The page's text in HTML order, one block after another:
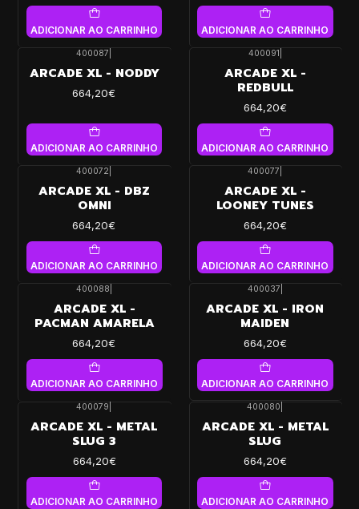
ADICIONAR AO CARRINHO ADICIONAR AO CARRINHO
400087
ARCADE XL - NODDY
664,20€
ADICIONAR AO CARRINHO
400091
ARCADE XL -
REDBULL
664,20€
ADICIONAR AO CARRINHO
400072
ARCADE XL - DBZ
OMNI
664,20€
ADICIONAR AO CARRINHO
400077
ARCADE XL -
LOONEY TUNES
664,20€
ADICIONAR AO CARRINHO
400088
ARCADE XL -
PACMAN AMARELA
664,20€
ADICIONAR AO CARRINHO
400037
ARCADE XL - IRON
MAIDEN
664,20€
ADICIONAR AO CARRINHO
400079
ARCADE XL - METAL
SLUG 3
664,20€
ADICIONAR AO CARRINHO
400080
ARCADE XL - METAL
SLUG
664,20€
ADICIONAR AO CARRINHO